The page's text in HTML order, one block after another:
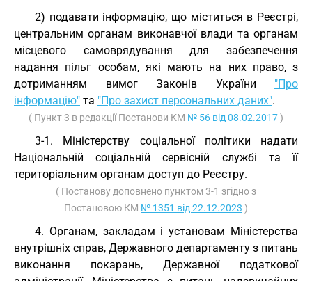
2) подавати інформацію, що міститься в Реєстрі,
центральним органам виконавчої влади та органам
місцевого самоврядування для забезпечення
надання пільг особам, які мають на них право, з
дотриманням вимог Законів України "Про
інформацію" та "Про захист персональних даних".
( Пункт 3 в редакції Постанови КМ № 56 від 08.02.2017)
3-1. Міністерству соціальної політики надати
Національній соціальній сервісній службі та її
територіальним органам доступ до Реєстру.
( Постанову доповнено пунктом 3-1 згідно з
Постановою КМ № 1351 від 22.12.2023 )
4. Органам, закладам і установам Міністерства
внутрішніх справ, Державного департаменту з питань
виконання покарань, Державної податкової